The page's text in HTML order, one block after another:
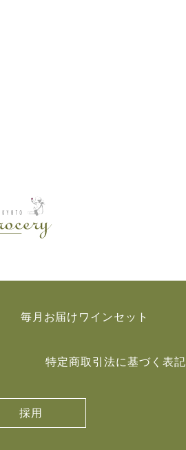
毎月お届けワインセット
特定商取引法に基づく表記
採用